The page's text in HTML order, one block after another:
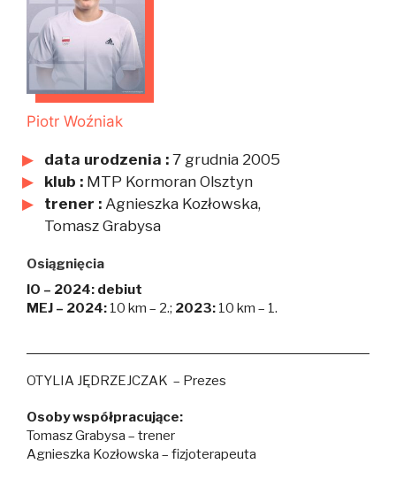
Piotr Woźniak
data urodzenia : 7 grudnia 2005
klub : MTP Kormoran Olsztyn
trener : Agnieszka Kozłowska,
Tomasz Grabysa
Osiągnięcia
IO – 2024: debiut
MEJ – 2024: 10 km – 2.; 2023: 10 km – 1.
OTYLIA JĘDRZEJCZAK – Prezes
Osoby współpracujące:
Tomasz Grabysa – trener
Agnieszka Kozłowska – fizjoterapeuta